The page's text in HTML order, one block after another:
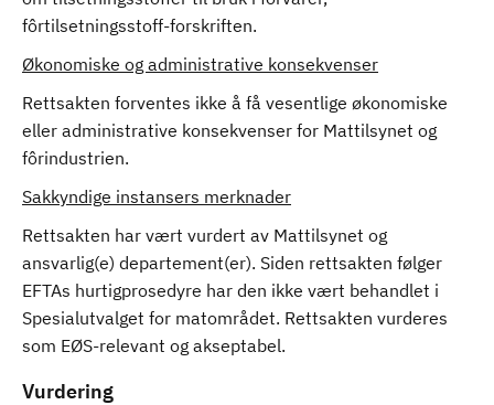
fôrtilsetningsstoff-forskriften.
Økonomiske og administrative konsekvenser
Rettsakten forventes ikke å få vesentlige økonomiske
eller administrative konsekvenser for Mattilsynet og
fôrindustrien.
Sakkyndige instansers merknader
Rettsakten har vært vurdert av Mattilsynet og
ansvarlig(e) departement(er). Siden rettsakten følger
EFTAs hurtigprosedyre har den ikke vært behandlet i
Spesialutvalget for matområdet. Rettsakten vurderes
som EØS-relevant og akseptabel.
Vurdering